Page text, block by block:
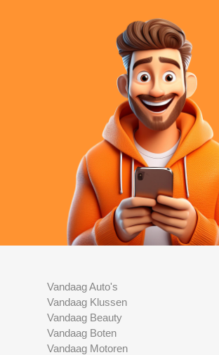
Vandaag Auto's
Vandaag Klussen
Vandaag Beauty
Vandaag Boten
Vandaag Motoren